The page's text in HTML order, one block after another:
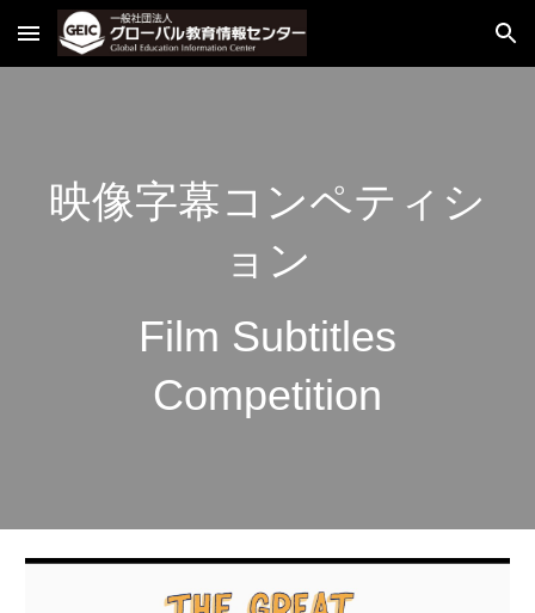
Skip to main content Skip to navigation
映像字幕コンペティシ
ョン
Film Subtitles
Competition